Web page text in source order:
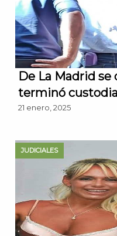
De La Madrid
terminó
21 enero, 2025
JUDICIALES